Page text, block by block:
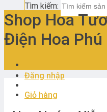
Tìm kiếm:
Đăng nhập
Giỏ hàng
Shop Hoa
Điện Hoa Phú